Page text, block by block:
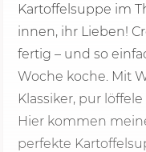
Kartoffelsuppe im
innen, ihr Lieben!
fertig – und so
Woche koche. Mit
Klassiker, pur
Hier kommen
perfekte